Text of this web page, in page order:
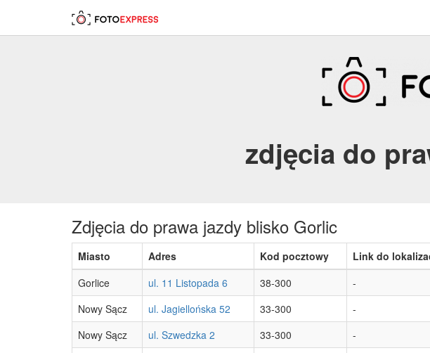
zdjęcia do
Zdjęcia do prawa jazdy blisko Gorlic
Miasto Adres Kod pocztowy
Link do
Gorlice
ul. 11 Listopada 6 38-300
-
Nowy Sącz
ul. Jagiellońska 52 33-300
-
Nowy Sącz
ul. Szwedzka 2 33-300
-